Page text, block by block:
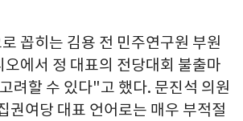
꼽히는 김용 전 민주연구원 부원
오에서 정 대표의 전당대회 불출마
려할 수 있다"고 했다. 문진석 의원
권여당 대표 언어로는 매우 부적절